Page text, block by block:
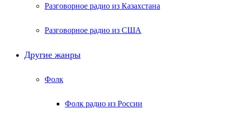
Разговорное радио из Казахстана
Разговорное радио из США
Другие жанры
Фолк
Фолк радио из России